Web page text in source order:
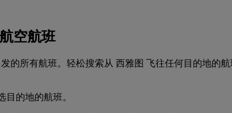
空航班
发的所有航班。轻松搜索从 西雅图 飞往任何目的地
目的地的航班。